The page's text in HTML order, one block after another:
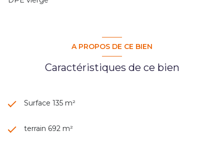
A PROPOS DE CE BIEN
Caractéristiques de ce bien
Surface 135 m²
terrain 692 m²